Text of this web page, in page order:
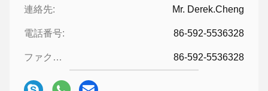
連絡先: Mr. Derek.Cheng
電話番号: 86-592-5536328
ファクシミリ: 86-592-5536328